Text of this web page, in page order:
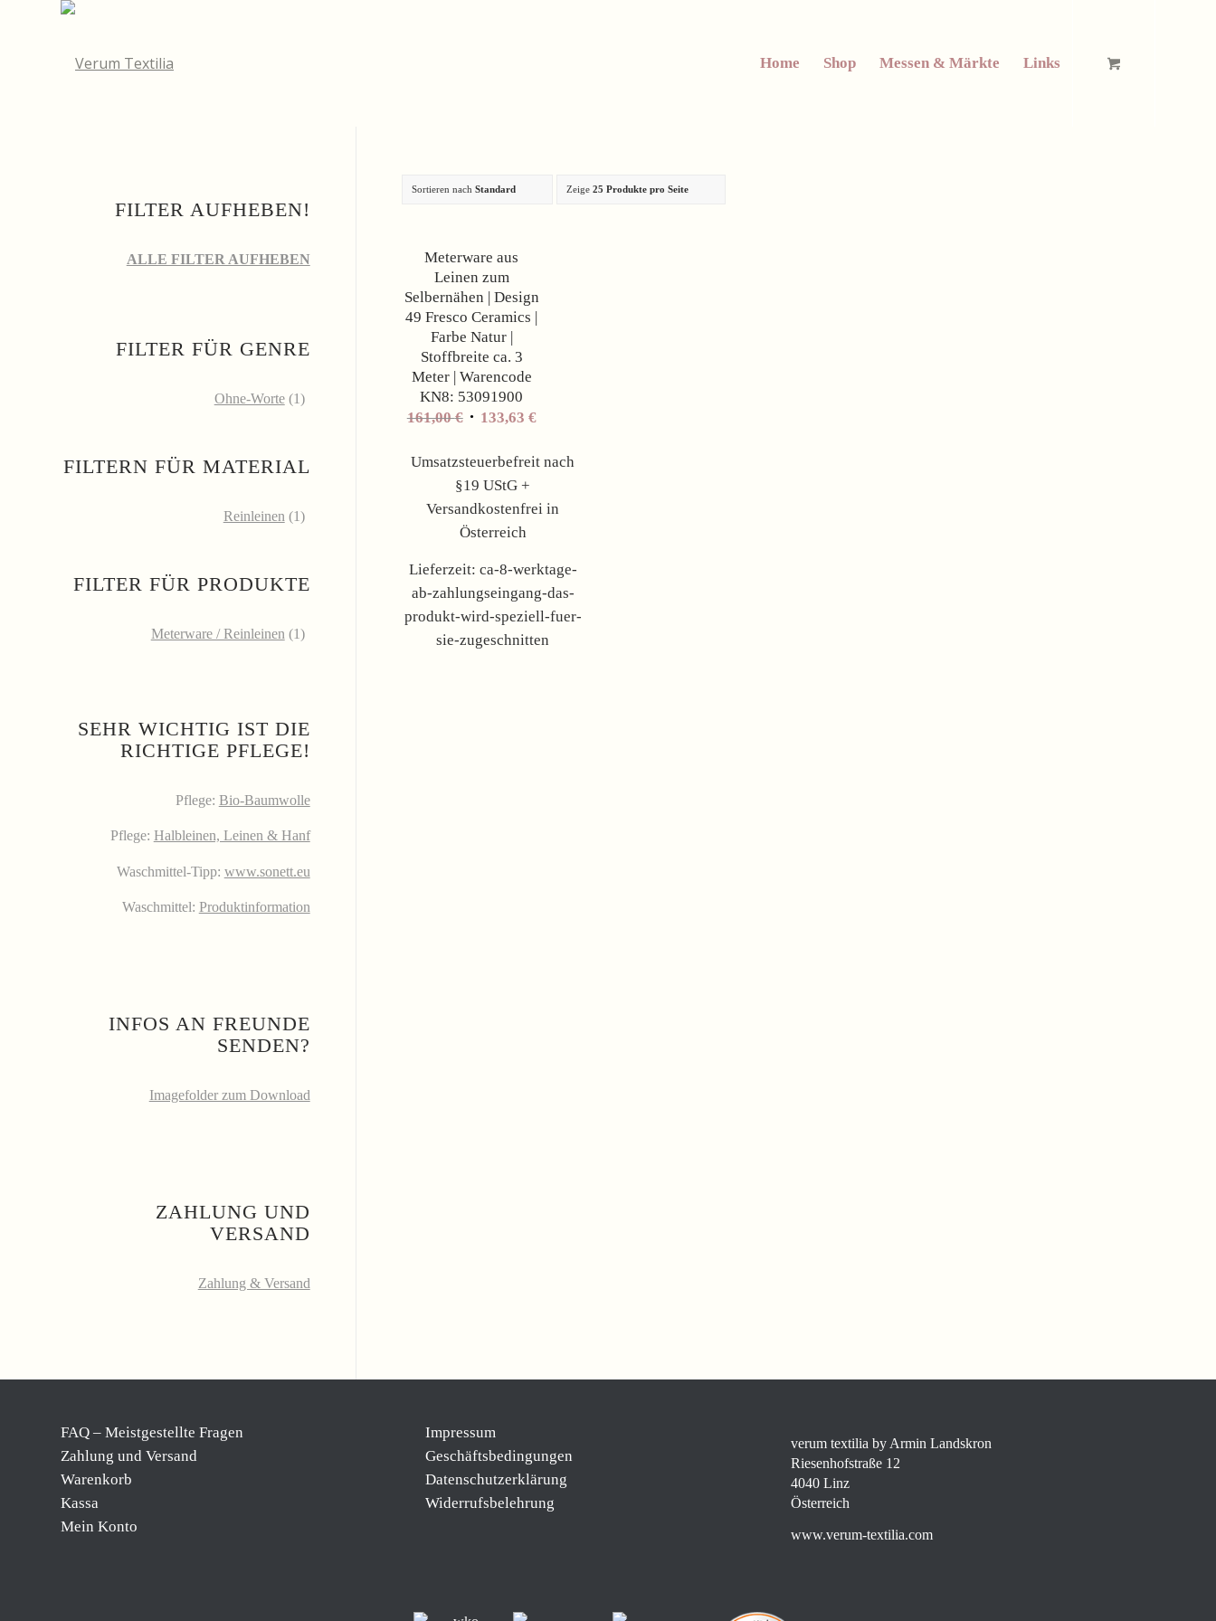
Home Shop Messen & Märkte Links
Sortieren nach Standard Zeige 25 Produkte pro Seite
Meterware aus
Leinen zum
Selbernähen | Design
49 Fresco Ceramics |
Farbe Natur |
Stoffbreite ca. 3
Meter | Warencode
KN8: 53091900
161,00€ Ursprünglicher
war:
161,00 €
133,63 €Aktueller
ist:
Umsatzsteuerbefreit nach
§19 UStG +
Versandkostenfrei in
Österreich
Lieferzeit: ca-8-werktage-
ab-zahlungseingang-das-
produkt-wird-speziell-fuer-
sie-zugeschnitten
FILTER AUFHEBEN!
ALLE FILTER AUFHEBEN
FILTER FÜR GENRE
Ohne-Worte (1)
FILTERN FÜR MATERIAL
Reinleinen (1)
FILTER FÜR PRODUKTE
Meterware / Reinleinen (1)
SEHR WICHTIG IST DIE
RICHTIGE PFLEGE!
Pflege: Bio-Baumwolle
Pflege: Halbleinen, Leinen & Hanf
Waschmittel-Tipp: www.sonett.eu
Waschmittel: Produktinformation
INFOS AN FREUNDE
SENDEN?
Imagefolder zum Download
ZAHLUNG UND
VERSAND
Zahlung & Versand
FAQ – Meistgestellte Fragen
Zahlung und Versand
Warenkorb
Kassa
Mein Konto
Impressum
Geschäftsbedingungen
Datenschutzerklärung
Widerrufsbelehrung
verum textilia by Armin Landskron
Riesenhofstraße 12
4040 Linz
Österreich
www.verum-textilia.com